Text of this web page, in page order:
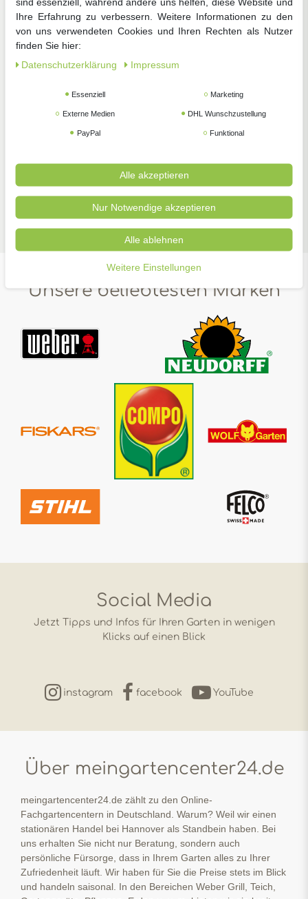
Zimmerpflanzen Gartengeräte
Unsere beliebtesten Marken
Social Media
Jetzt Tipps und Infos für Ihren Garten in wenigen
Klicks auf einen Blick
instagram facebook YouTube
Über meingartencenter24.de
meingartencenter24.de zählt zu den Online-
Fachgartencentern in Deutschland. Warum? Weil wir einen
stationären Handel bei Hannover als Standbein haben. Bei
uns erhalten Sie nicht nur Beratung, sondern auch
persönliche Fürsorge, dass in Ihrem Garten alles zu Ihrer
Zufriedenheit läuft. Wir haben für Sie die Preise stets im Blick
und handeln saisonal. In den Bereichen Weber Grill, Teich,
Ihre Erfahrung zu verbessern. Weitere Informationen zu den
von uns verwendeten Cookies und Ihren Rechten als Nutzer
finden Sie hier:
Daten­schutz­erklärung
Impressum
Essenziell Marketing
Externe Medien DHL Wunschzustellung
PayPal Funktional
Alle akzeptieren
Nur Notwendige akzeptieren
Alle ablehnen
Weitere Einstellungen